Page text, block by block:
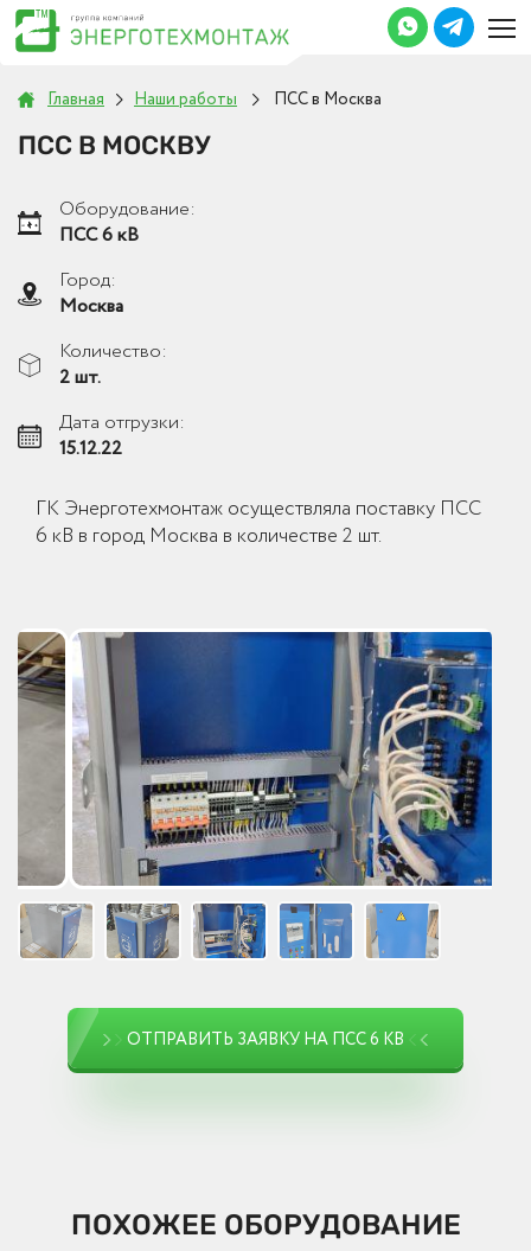
Главная Наши работы ПСС в Москва
ПСС В МОСКВУ
Оборудование:
ПСС 6 кВ
Город:
Москва
Количество:
2 шт.
Дата отгрузки:
15.12.22
ГК Энерготехмонтаж осуществляла поставку ПСС
6 кВ в город Москва в количестве 2 шт.
ОТПРАВИТЬ ЗАЯВКУ НА ПСС 6 КВ
ПОХОЖЕЕ ОБОРУДОВАНИЕ